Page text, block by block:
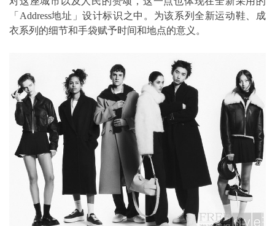
「Address地址」设计标识之中。为该系列全新运动鞋、成
衣系列的细节和手袋赋予时间和地点的意义。